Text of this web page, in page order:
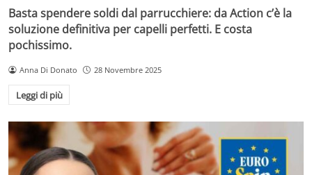
Basta spendere soldi dal parrucchiere: da Action c’è la
soluzione definitiva per capelli perfetti. E costa
pochissimo.
Anna Di Donato 28 Novembre 2025
Leggi di più